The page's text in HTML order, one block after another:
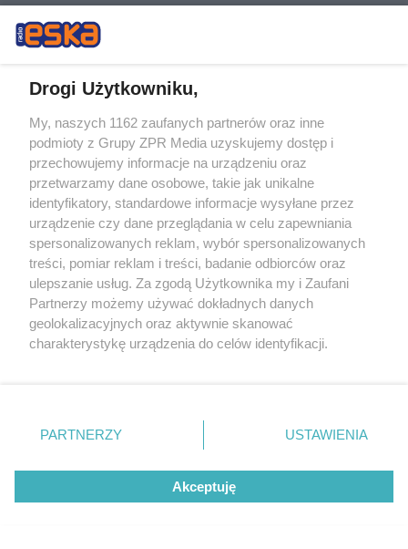
Żaden utwór zamieszczony w serwisie nie może być powielany i
rozpowszechniany lub dalej rozpowszechniany w jakikolwiek sposób (w
tym także elektroniczny lub mechaniczny) na jakimkolwiek polu
eksploatacji w jakiejkolwiek formie, włącznie z umieszczaniem w
Internecie bez pisemnej zgody właściciela praw. Jakiekolwiek użycie lub
Drogi Użytkowniku,
My, naszych 1162 zaufanych partnerów oraz inne
podmioty z Grupy ZPR Media uzyskujemy dostęp i
przechowujemy informacje na urządzeniu oraz
przetwarzamy dane osobowe, takie jak unikalne
identyfikatory, standardowe informacje wysyłane przez
urządzenie czy dane przeglądania w celu zapewniania
spersonalizowanych reklam, wybór spersonalizowanych
treści, pomiar reklam i treści, badanie odbiorców oraz
ulepszanie usług. Za zgodą Użytkownika my i Zaufani
Partnerzy możemy używać dokładnych danych
geolokalizacyjnych oraz aktywnie skanować
charakterystykę urządzenia do celów identyfikacji.
zmienić/wycofać klikając przycisk ustawień prywatności
znajdujący się w lewym dolnym rogu strony
rodzaje przetwarzania danych nie wymagają zgody
użytkownika, ale masz prawo sprzeciwić się takiemu
przetwarzaniu. Preferencje będą miały zastosowanie tylko
PARTNERZY USTAWIENIA
Akceptuję